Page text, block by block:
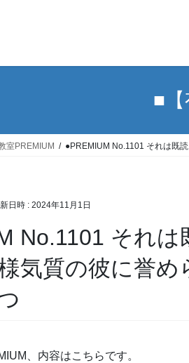
■【
室PREMIUM ●PREMIUM No.1101 それは既
日時 : 2024年11月1日
No.1101 それ
気質の彼に誉め
、内容はこちらです。